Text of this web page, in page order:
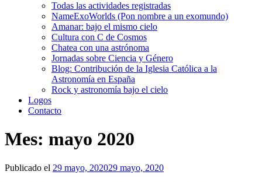
Todas las actividades registradas
NameExoWorlds (Pon nombre a un exomundo)
Amanar: bajo el mismo cielo
Cultura con C de Cosmos
Chatea con una astrónoma
Jornadas sobre Ciencia y Género
Blog: Contribución de la Iglesia Católica a la
Astronomía en España
Rock y astronomía bajo el cielo
Logos
Contacto
Mes: mayo 2020
Publicado el 29 mayo, 202029 mayo, 2020